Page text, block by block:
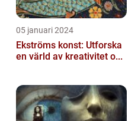
05 januari 2024
Ekströms konst: Utforska
en värld av kreativitet o...